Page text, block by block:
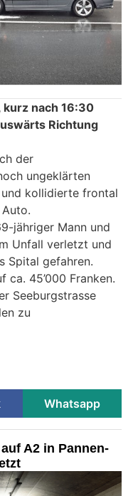
nach 16:30
Richtung
der
ungeklärten
und kollidierte frontal
jähriger Mann und
Unfall verletzt und
Spital gefahren.
ca. 45’000 Franken.
Seeburgstrasse
zu
Whatsapp
A2 in Pannen-